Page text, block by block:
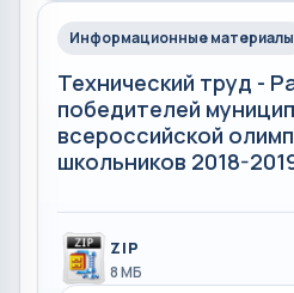
Информационные материалы
Технический труд -
победителей
всероссийской
школьников 2018-
ZIP
8 МБ